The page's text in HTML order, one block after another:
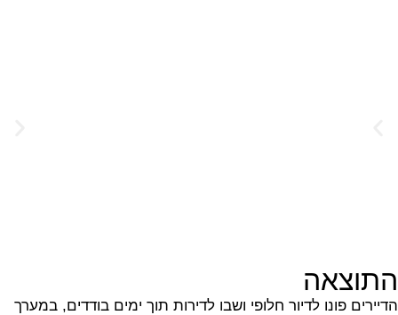
התוצאה
הדיירים פונו לדיור חלופי ושבו לדירות תוך ימים בודדים, במערך